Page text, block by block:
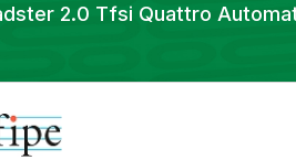
2.0 Tfsi Quattro